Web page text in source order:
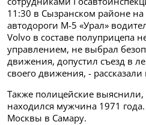
11:30 в Сызранском районе
автодороги М-5 «Урал»
Volvo в составе полуприцепа
управлением, не выбрал
движения, допустил съезд в
своего движения, -
Также полицейские выяснили,
находился мужчина 1971
Москвы в Самару.